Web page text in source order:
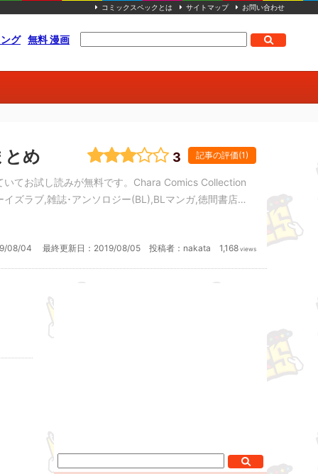
コミックスペックとは サイトマップ お問い合わせ
グ 無料 漫画
3 記事の評価(1)
め
てお試し読みが無料です。Chara Comics Collection
ズラブ,雑誌･アンソロジー(BL),BLマンガ,徳間書店
08/04 最終更新日： 2019/08/05 投稿者： nakata 1,168 views